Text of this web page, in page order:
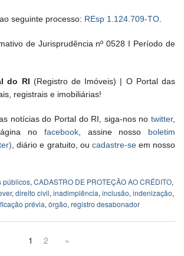
seguinte processo: REsp 1.124.709-TO
de Jurisprudência nº 0528 I Período de
do RI (Registro de Imóveis) | O Portal das
registrais e imobiliárias!
notícias do Portal do RI, siga-nos no twitter,
no facebook, assine nosso boletim
, diário e gratuito, ou cadastre-seem nosso
públicos, CADASTRO DE PROTEÇÃO AO CRÉDITO,
, direito civil, inadimplência, inclusão, indenização,
prévia, órgão, registro desabonador
1 2 »